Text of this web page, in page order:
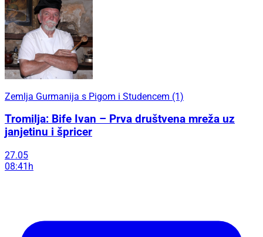
Zemlja Gurmanija s Pigom i Studencem (1)
Tromilja: Bife Ivan – Prva društvena mreža uz
janjetinu i špricer
27.05
08:41h